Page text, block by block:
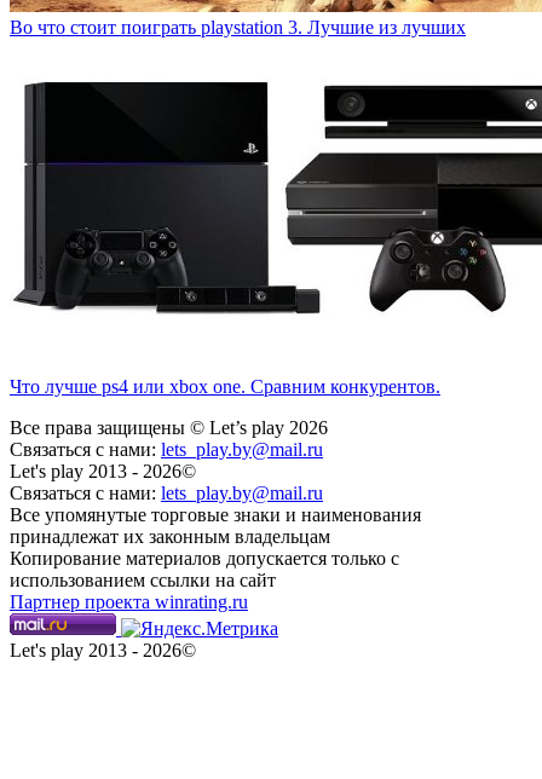
Во что стоит поиграть playstation 3. Лучшие из лучших
Что лучше ps4 или xbox one. Сравним конкурентов.
Все права защищены © Let’s play 2026
Связаться с нами: lets_play.by@mail.ru
Let's play 2013 - 2026©
Связаться с нами: lets_play.by@mail.ru
Все упомянутые торговые знаки и наименования
принадлежат их законным владельцам
Копирование материалов допускается только с
использованием ссылки на сайт
Партнер проекта winrating.ru
Let's play 2013 - 2026©